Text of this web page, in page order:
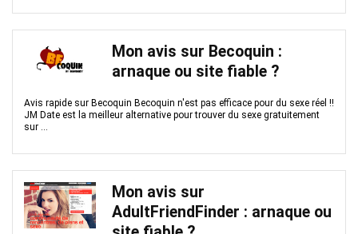
Mon avis sur Becoquin :
arnaque ou site fiable ?
Avis rapide sur Becoquin Becoquin n'est pas efficace pour du sexe réel !!
JM Date est la meilleur alternative pour trouver du sexe gratuitement
sur ...
Mon avis sur
AdultFriendFinder : arnaque ou